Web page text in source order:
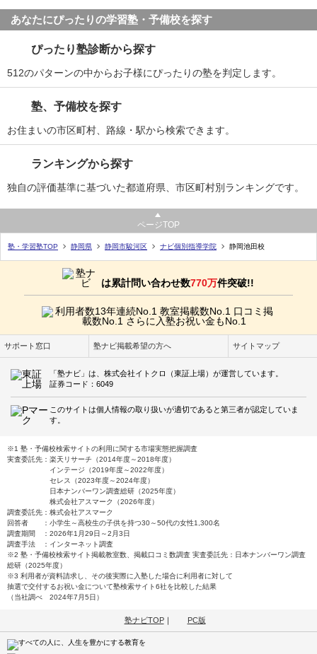
あなたにぴったりの学習塾・予備校を探す
ぴったり塾診断から探す
512のパターンの中からお子様にぴったりの塾を判定します。
塾、予備校を探す
お住まいの市区町村、路線・駅から検索できます。
ランキングから探す
独自の評価基準に基づいた都道府県、市区町村別ランキングです。
ページTOP
塾・学習塾TOP 静岡県 静岡市駿河区 ナビ個別指導学院 静岡池田校
は累計問い合わせ数770万件突破!!
サポート窓口 塾ナビ掲載希望の方へ サイトマップ
「塾ナビ」は、株式会社イトクロ（東証上場）が運営しています。
証券コード：6049
このサイトは個人情報の取り扱いが適切であると第三者が認定していま
す。
※1 塾・予備校検索サイトの利用に関する市場実態把握調査
実査委託先：楽天リサーチ（2014年度～2018年度）
インテージ（2019年度～2022年度）
セレス（2023年度～2024年度）
日本ナンバーワン調査総研（2025年度）
株式会社アスマーク（2026年度）
調査委託先：株式会社アスマーク
回答者 ：小学生～高校生の子供を持つ30～50代の女性1,300名
調査期間 ：2026年1月29日～2月3日
調査手法 ：インターネット調査
※2 塾・予備校検索サイト掲載教室数、掲載口コミ数調査 実査委託先：日本ナンバーワン調査
総研（2025年度）
※3 利用者が資料請求し、その後実際に入塾した場合に利用者に対して
抽選で交付するお祝い金について塾検索サイト6社を比較した結果
（当社調べ 2024年7月5日）
塾ナビTOP｜ PC版